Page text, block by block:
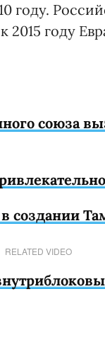
году.
2015 году
союза
создании
RELATED VIDEO